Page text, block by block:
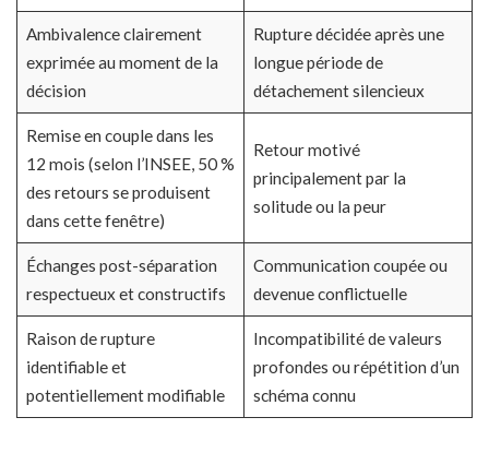
Ambivalence clairement
exprimée au moment de la
décision
Rupture décidée après une
longue période de
détachement silencieux
Remise en couple dans les
12 mois (selon l’INSEE, 50 %
des retours se produisent
dans cette fenêtre)
Retour motivé
principalement par la
solitude ou la peur
Échanges post-séparation
respectueux et constructifs
Communication coupée ou
devenue conflictuelle
Raison de rupture
identifiable et
potentiellement modifiable
Incompatibilité de valeurs
profondes ou répétition d’un
schéma connu